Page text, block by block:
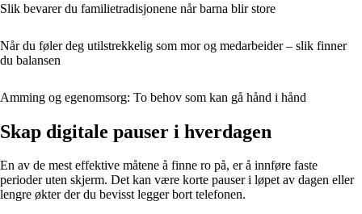
Slik bevarer du familietradisjonene når barna blir store
Når du føler deg utilstrekkelig som mor og medarbeider – slik finner
du balansen
Amming og egenomsorg: To behov som kan gå hånd i hånd
Skap digitale pauser i hverdagen
En av de mest effektive måtene å finne ro på, er å innføre faste
perioder uten skjerm. Det kan være korte pauser i løpet av dagen eller
lengre økter der du bevisst legger bort telefonen.